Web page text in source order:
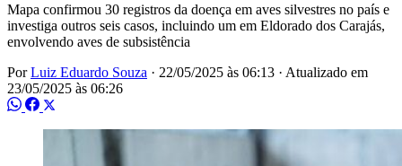
Mapa confirmou 30 registros da doença em aves silvestres no país e
investiga outros seis casos, incluindo um em Eldorado dos Carajás,
envolvendo aves de subsistência
PorLuiz Eduardo Souza · 22/05/2025 às 06:13 · Atualizado em
23/05/2025 às 06:26